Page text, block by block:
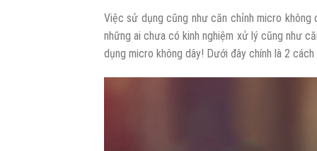
Việc sử dụng cũng như căn chỉnh micro
những ai chưa có kinh nghiệm xử lý cũng như
dụng micro không dây! Dưới đây chính là 2